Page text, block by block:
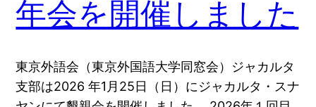
年会を開催しました
東京外語会（東京外国語大学同窓会）ジャカルタ
支部は2026 年1月25日（日）にジャカルタ・スナ